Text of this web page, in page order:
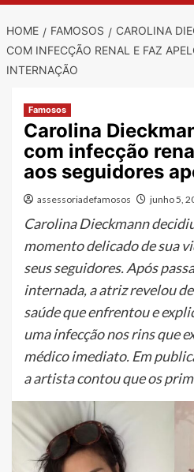
HOME FAMOSOS
CAROLINA
COM INFECÇÃO RENAL E FAZ
INTERNAÇÃO
Famosos
Carolina
com infecção
aos seguidores
assessoriadefamosos junho 5,
Carolina Dieckmann
momento delicado de sua
seus seguidores. Após
internada, a atriz revelou
saúde que enfrentou e
uma infecção nos rins que
médico imediato. Em
a artista contou que os